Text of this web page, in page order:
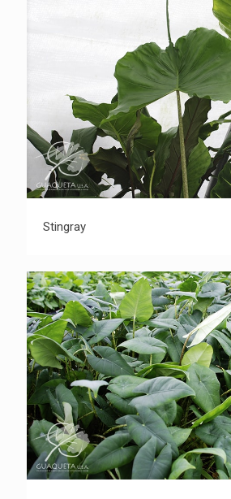
Stingray